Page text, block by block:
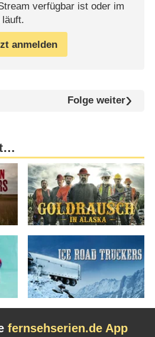
verfügbar ist oder im
läuft.
anmelden
Folge weiter
fernsehserien.de App